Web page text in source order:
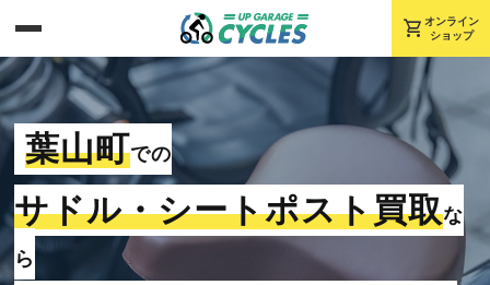
shopping_cart オンライン
ショップ
葉山町での
サドル・シートポスト買取な
ら